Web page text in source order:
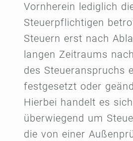
Vornherein lediglich
Steuerpflichtigen
Steuern erst nach
langen Zeitraums
des Steueranspruchs
festgesetzt oder
Hierbei handelt es
überwiegend um
die von einer